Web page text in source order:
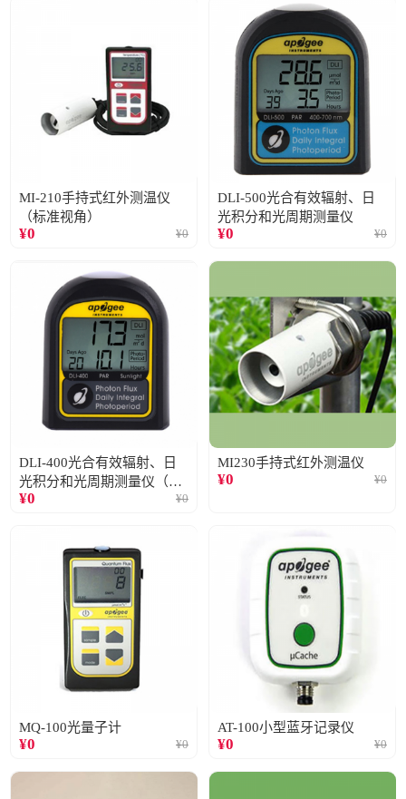
MI-210手持式红外测温仪
（标准视角）
¥0 ¥0
DLI-500光合有效辐射、日
光积分和光周期测量仪
¥0 ¥0
DLI-400光合有效辐射、日
光积分和光周期测量仪（仅
阳光）
¥0 ¥0
MI230手持式红外测温仪
¥0 ¥0
MQ-100光量子计
¥0 ¥0
AT-100小型蓝牙记录仪
¥0 ¥0